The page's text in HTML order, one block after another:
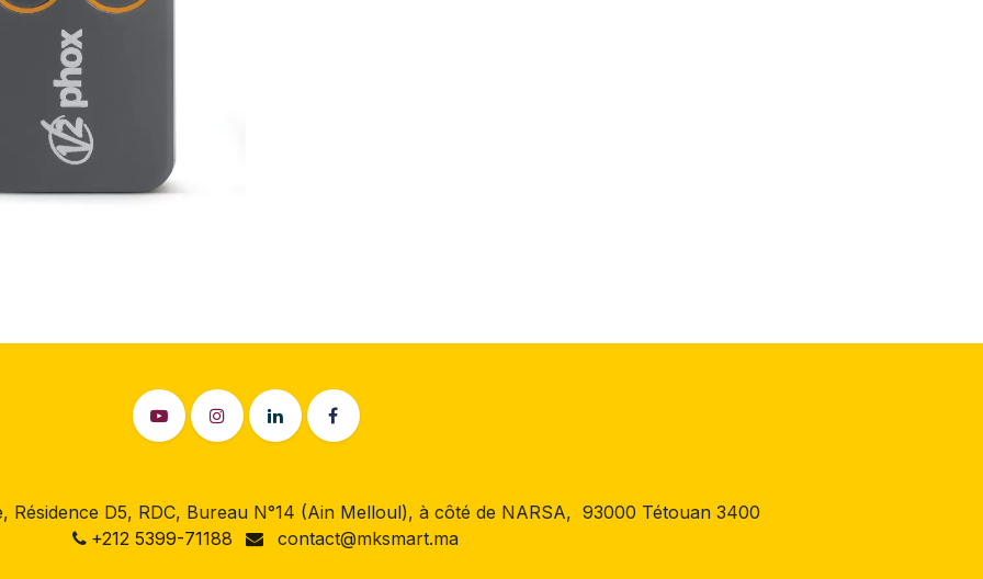
Résidence D5, RDC, Bureau N°14 (Ain Melloul), à côté de NARSA, 93000 Tétouan 3400
+212 5399-71188
contact@mksmart.ma